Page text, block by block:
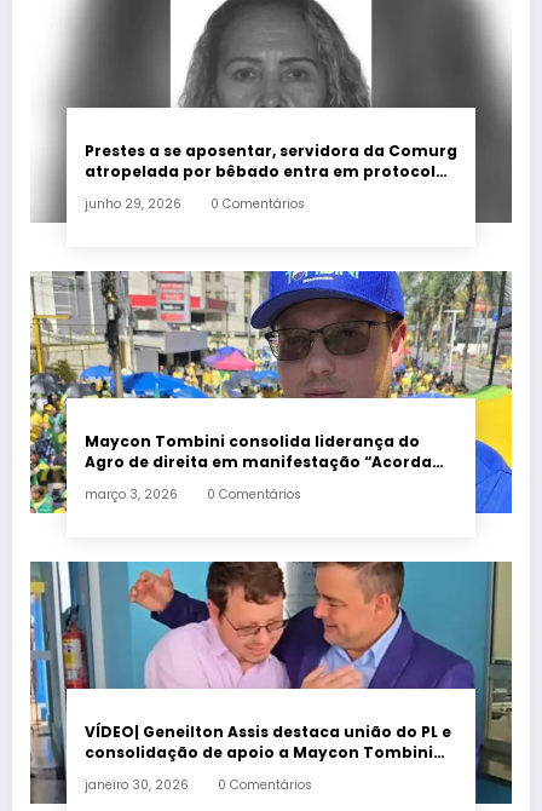
Prestes a se aposentar, servidora da Comurg
atropelada por bêbado entra em protocolo
junho 29, 2026 0 Comentários
Maycon Tombini consolida liderança do
Agro de direita em manifestação “Acorda
março 3, 2026 0 Comentários
VÍDEO| Geneilton Assis destaca união do PL e
consolidação de apoio a Maycon Tombini
janeiro 30, 2026 0 Comentários